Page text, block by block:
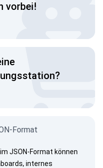
vorbei!
Format
JSON-Format können
internes